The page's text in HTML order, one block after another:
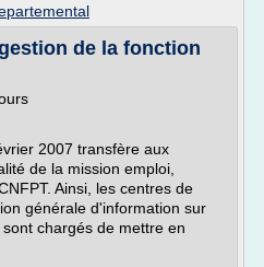
de la fonction
2007 transfère aux
de la mission emploi,
Ainsi, les centres de
générale d'information sur
chargés de mettre en